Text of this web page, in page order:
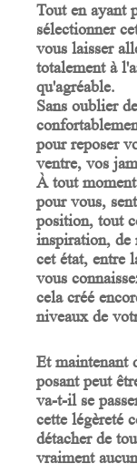
Tout en ayant
sélectionner
vous laisser
totalement à
qu'agréable.
Sans oublier
pour reposer
ventre, vos
À tout
pour vous,
position, tout
inspiration, de
cet état, entre
vous
cela créé
niveaux de
Et maintenant
posant peut
va-t-il se
cette légèreté
détacher de
vraiment